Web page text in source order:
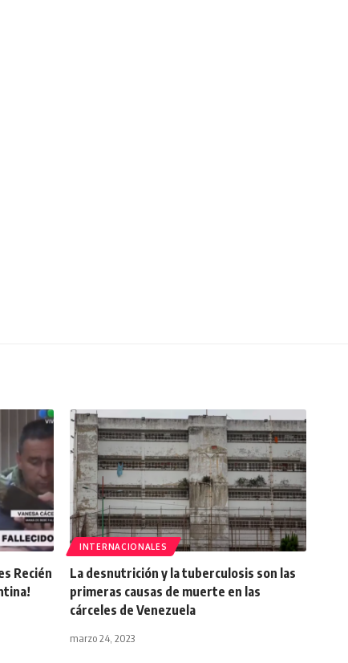
Recién
INTERNACIONALES
La desnutrición y la tuberculosis son las
primeras causas de muerte en las
cárceles de Venezuela
marzo 24, 2023